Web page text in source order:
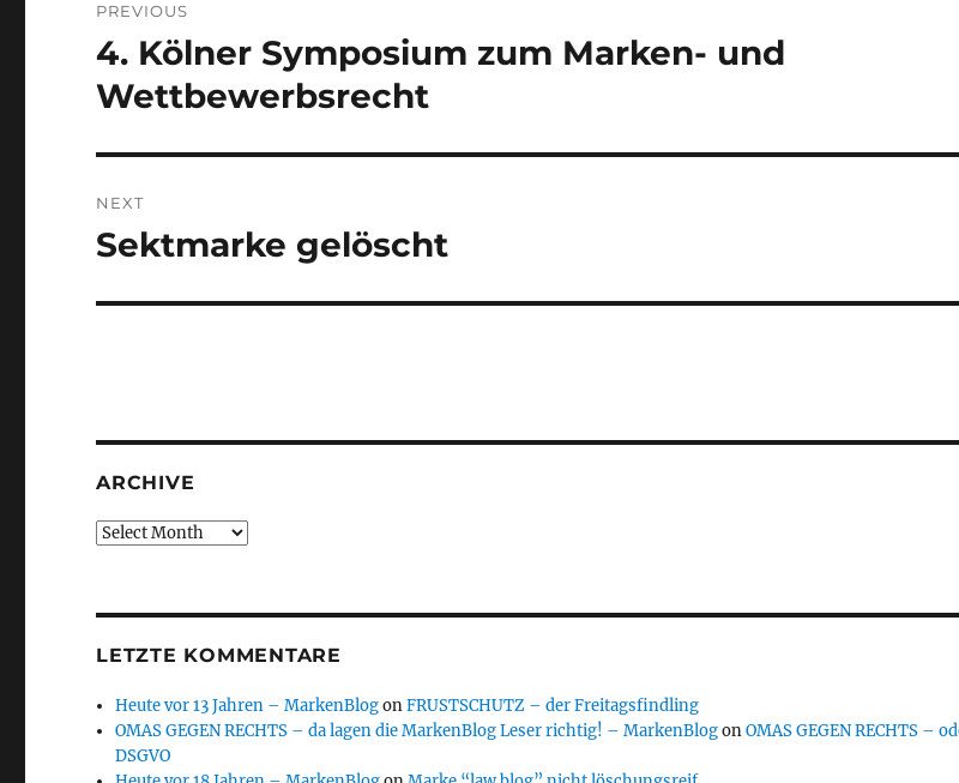
navigation
PREVIOUS
Previous
post:
4. Kölner Symposium zum Marken- und
Wettbewerbsrecht
NEXT
Next
Sektmarke gelöscht
ARCHIVE
Archive
LETZTE KOMMENTARE
Heute vor 13 Jahren – MarkenBlogonFRUSTSCHUTZ – der Freitagsfindling
OMAS GEGEN RECHTS – da lagen die MarkenBlog Leser richtig! – MarkenBlogonOMAS GEGEN RECHTS –
DSGVO